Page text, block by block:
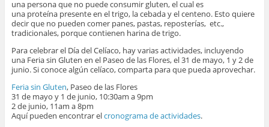
una persona que no puede consumir gluten, el cual es
una proteína presente en el trigo, la cebada y el centeno. Esto quiere
decir que no pueden comer panes, pastas, reposterías, etc.,
tradicionales, porque contienen harina de trigo.
Para celebrar el Día del Celíaco, hay varias actividades, incluyendo
una Feria sin Gluten en el Paseo de las Flores, el 31 de mayo, 1 y 2 de
junio. Si conoce algún celíaco, comparta para que pueda aprovechar.
Feria sin Gluten, Paseo de las Flores
31 de mayo y 1 de junio, 10:30am a 9pm
2 de junio, 11am a 8pm
Aquí pueden encontrar elcronograma de actividades.